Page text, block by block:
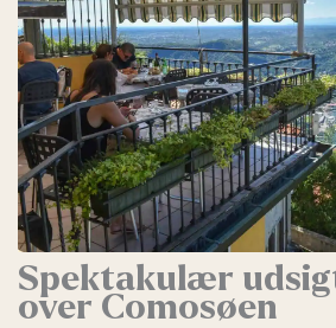
Spektakulær
over Comosøen